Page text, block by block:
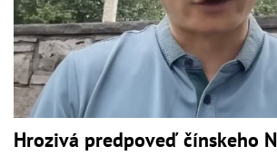
Hrozivá predpoveď čínskeho